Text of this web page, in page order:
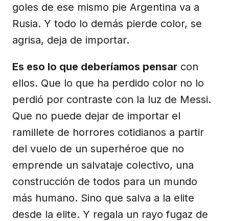
goles de ese mismo pie Argentina va a
Rusia. Y todo lo demás pierde color, se
agrisa, deja de importar.
Es eso lo que deberíamos pensar con
ellos. Que lo que ha perdido color no lo
perdió por contraste con la luz de Messi.
Que no puede dejar de importar el
ramillete de horrores cotidianos a partir
del vuelo de un superhéroe que no
emprende un salvataje colectivo, una
construcción de todos para un mundo
más humano. Sino que salva a la elite
desde la elite. Y regala un rayo fugaz de